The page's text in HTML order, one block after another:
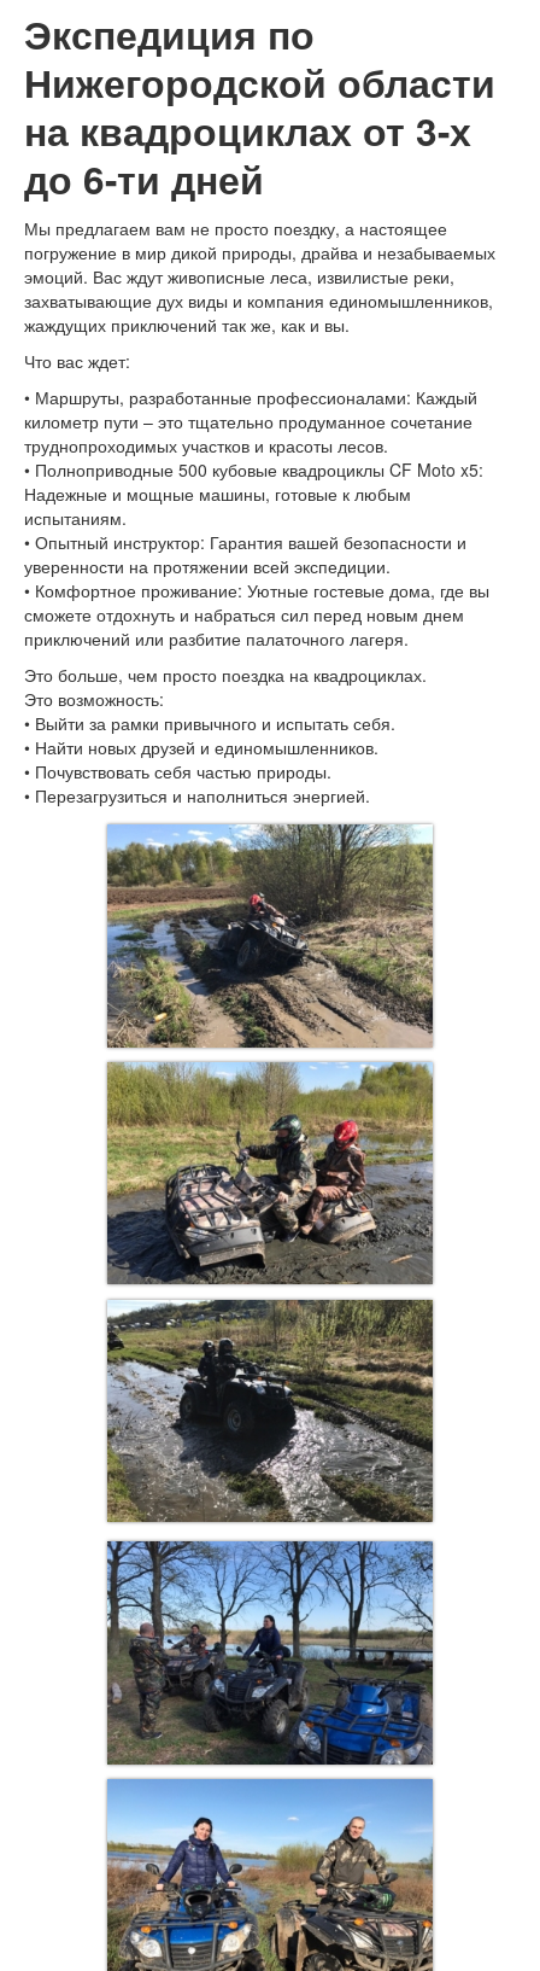
Экспедиция по
Нижегородской области
на квадроциклах от 3-х
до 6-ти дней
Мы предлагаем вам не просто поездку, а настоящее
погружение в мир дикой природы, драйва и незабываемых
эмоций. Вас ждут живописные леса, извилистые реки,
захватывающие дух виды и компания единомышленников,
жаждущих приключений так же, как и вы.
Что вас ждет:
• Маршруты, разработанные профессионалами: Каждый
километр пути – это тщательно продуманное сочетание
труднопроходимых участков и красоты лесов.
• Полноприводные 500 кубовые квадроциклы CF Moto x5:
Надежные и мощные машины, готовые к любым
испытаниям.
• Опытный инструктор: Гарантия вашей безопасности и
уверенности на протяжении всей экспедиции.
• Комфортное проживание: Уютные гостевые дома, где вы
сможете отдохнуть и набраться сил перед новым днем
приключений или разбитие палаточного лагеря.
Это больше, чем просто поездка на квадроциклах.
Это возможность:
• Выйти за рамки привычного и испытать себя.
• Найти новых друзей и единомышленников.
• Почувствовать себя частью природы.
• Перезагрузиться и наполниться энергией.